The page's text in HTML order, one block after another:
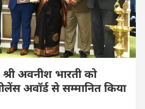
अवनीश भारती को
अवॉर्ड से सम्मानित किया